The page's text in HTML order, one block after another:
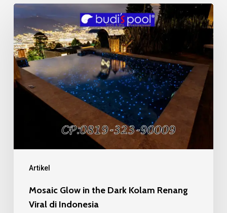
Artikel
Mosaic
Glow
in
the
Dark
Kolam
Renang
Mosaic Glow in the Dark Kolam Renang
Viral di Indonesia